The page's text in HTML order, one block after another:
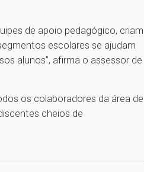
de apoio pedagógico, criam
escolares se ajudam
alunos”, afirma o assessor de
os colaboradores da área de
cheios de